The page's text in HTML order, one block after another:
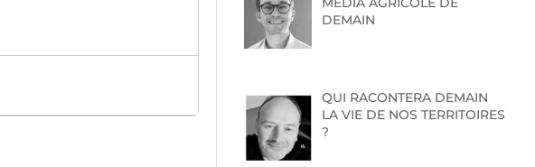
DEMAIN
QUI RACONTERA DEMAIN
LA VIE DE NOS TERRITOIRES
?